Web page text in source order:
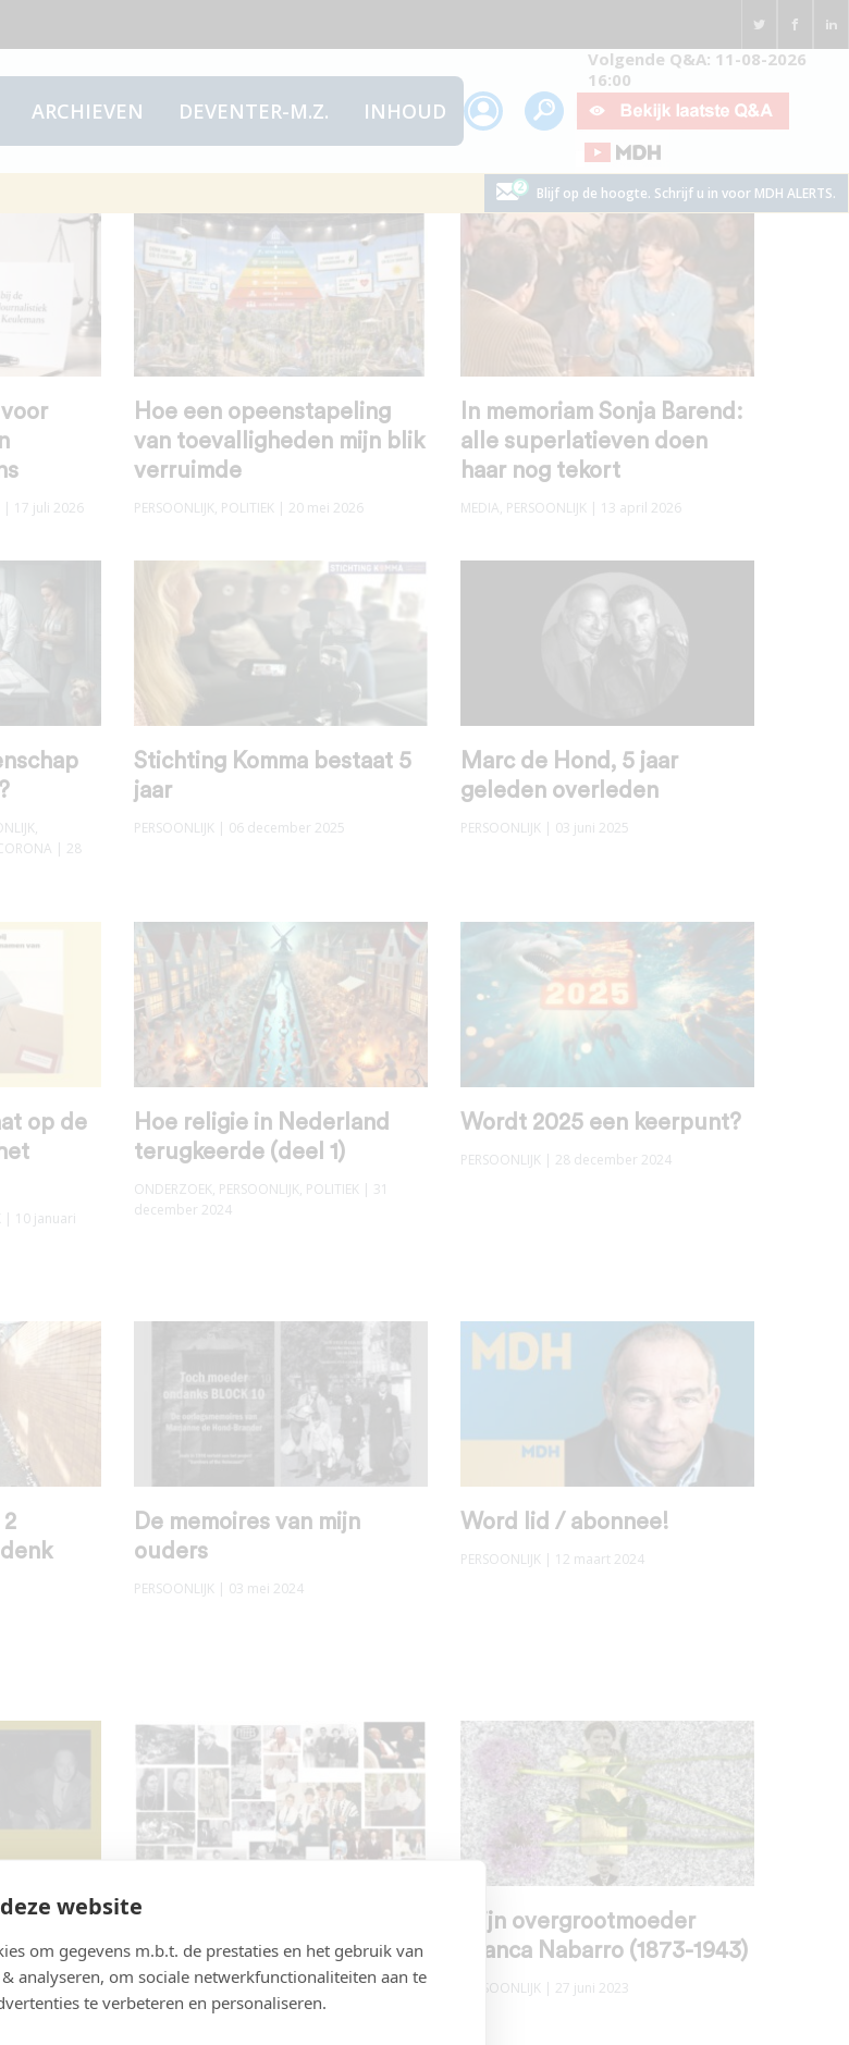
website
om gegevens m.b.t. de prestaties en het gebruik van
analyseren, om sociale netwerkfunctionaliteiten aan te
te verbeteren en personaliseren.
ARCHIEVEN DEVENTER-M.Z. INHOUD
Volgende Q&A: 11-08-2026
16:00
Blijf op de hoogte. Schrijf u in voor MDH ALERTS.
| 17 juli 2026
Hoe een opeenstapeling
van toevalligheden mijn blik
verruimde
PERSOONLIJK, POLITIEK | 20 mei 2026
In memoriam Sonja Barend:
alle superlatieven doen
haar nog tekort
MEDIA, PERSOONLIJK | 13 april 2026
,
| 28
Stichting Komma bestaat 5
jaar
PERSOONLIJK | 06 december 2025
Marc de Hond, 5 jaar
geleden overleden
PERSOONLIJK | 03 juni 2025
op de
| 10 januari
Hoe religie in Nederland
terugkeerde (deel 1)
ONDERZOEK, PERSOONLIJK, POLITIEK | 31
december 2024
Wordt 2025 een keerpunt?
PERSOONLIJK | 28 december 2024
De memoires van mijn
ouders
PERSOONLIJK | 03 mei 2024
Word lid / abonnee!
PERSOONLIJK | 12 maart 2024
22 jaar geleden overleed
mijn vader, Salomon de
Hond
PERSOONLIJK
Mijn overgrootmoeder
Branca Nabarro (1873-1943)
PERSOONLIJK | 27 juni 2023